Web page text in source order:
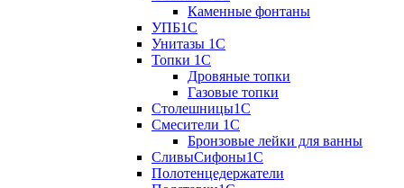
Каменные фонтаны
УПБ1С
Унитазы 1С
Топки 1С
Дровяные топки
Газовые топки
Столешницы1С
Смесители 1С
Бронзовые лейки для ванны
СливыСифоны1С
Полотенцедержатели